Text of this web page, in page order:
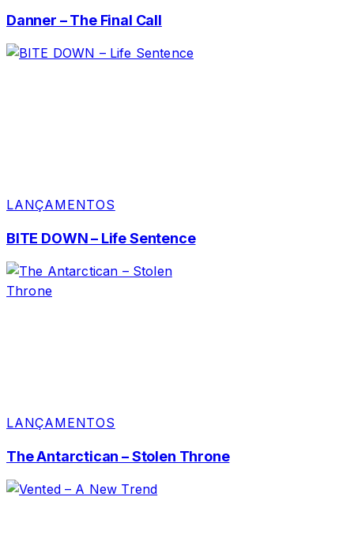
Danner – The Final Call
LANÇAMENTOS
BITE DOWN – Life Sentence
LANÇAMENTOS
The Antarctican – Stolen Throne